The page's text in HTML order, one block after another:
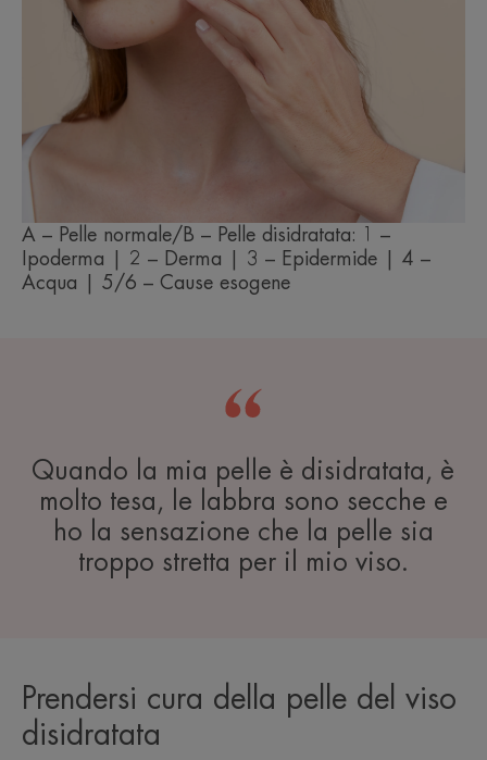
A – Pelle normale/B – Pelle disidratata: 1 –
Ipoderma | 2 – Derma | 3 – Epidermide | 4 –
Acqua | 5/6 – Cause esogene
Quando la mia pelle è disidratata, è
molto tesa, le labbra sono secche e
ho la sensazione che la pelle sia
troppo stretta per il mio viso.
Prendersi cura della pelle del viso
disidratata